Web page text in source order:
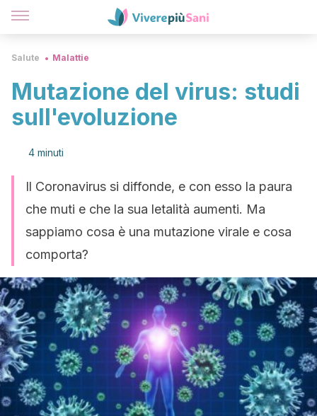
Salute Malattie
Mutazione del virus: studi
sull'evoluzione
4 minuti
Il Coronavirus si diffonde, e con esso la paura
che muti e che la sua letalità aumenti. Ma
sappiamo cosa è una mutazione virale e cosa
comporta?